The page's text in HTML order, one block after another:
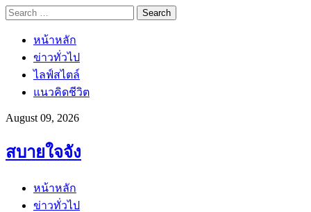
Search
for:
หน้าหลัก
ข่าวทั่วไป
ไลฟ์สไตล์
แนวคิดชีวิต
August 09, 2026
สบายใจจัง
หน้าหลัก
ข่าวทั่วไป